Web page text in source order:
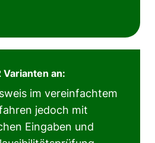
an:
im vereinfachtem
jedoch mit
Eingaben und